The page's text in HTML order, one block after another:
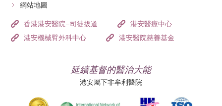
網站地圖
香港港安醫院–司徒拔道
港安醫療中心
港安機械臂外科中心
港安醫院慈善基金
延續基督的醫治大能
港安屬下非牟利醫院